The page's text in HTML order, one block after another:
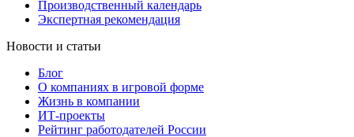
Производственный календарь
Экспертная рекомендация
Новости и статьи
Блог
О компаниях в игровой форме
Жизнь в компании
ИТ-проекты
Рейтинг работодателей России